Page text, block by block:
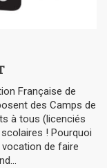
Française de
des Camps de
à tous (licenciés
! Pourquoi
de faire